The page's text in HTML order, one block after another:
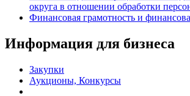
округа в отношении обработки
Финансовая грамотность и
Информация для бизнеса
Закупки
Аукционы, Конкурсы